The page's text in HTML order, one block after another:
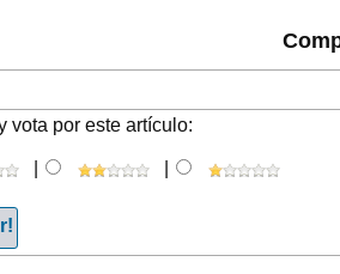
vota por este artículo: